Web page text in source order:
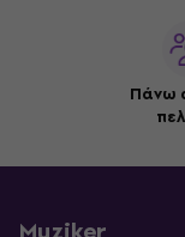
Πάνω